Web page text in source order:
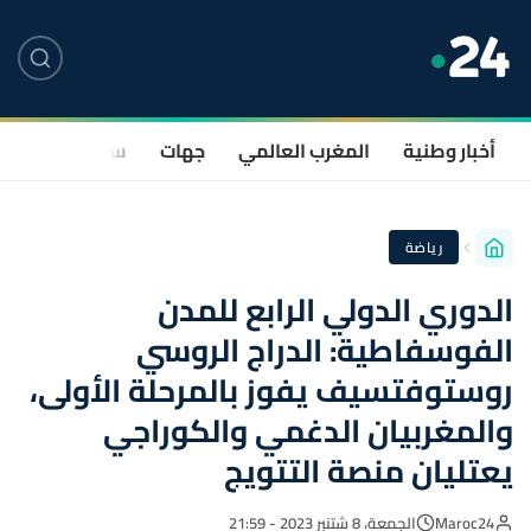
أخبار وطنية المغرب العالمي جهات سياسة
رياضة
الدوري الدولي الرابع للمدن
الفوسفاطية: الدراج الروسي
روستوفتسيف يفوز بالمرحلة الأولى،
والمغربيان الدغمي والكوراجي
يعتليان منصة التتويج
Maroc24 الجمعة، 8 شتنبر 2023 - 21:59